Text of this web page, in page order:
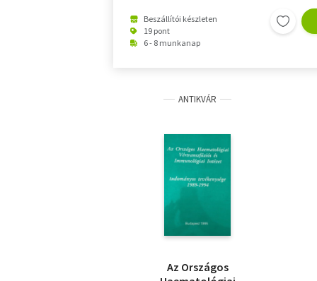
Beszállítói készleten
19 pont
6 - 8 munkanap
ANTIKVÁR
Az Országos